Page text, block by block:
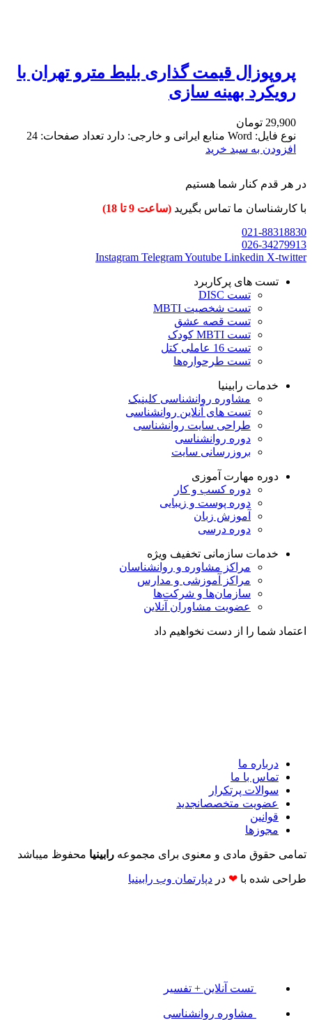
پروپوزال قیمت گذاری بلیط مترو تهران با
رویکرد بهینه سازی
29,900 تومان
نوع فایل: Word منابع ایرانی و خارجی: دارد تعداد صفحات: 24
افزودن به سبد خرید
در هر قدم کنار شما هستیم
با کارشناسان ما تماس بگیرید (ساعت 9 تا 18)
021-88318830
026-34279913
Instagram TelegramYoutube Linkedin X-twitter
تست های پرکاربرد
تست DISC
تست شخصیت MBTI
تست قصه عشق
تست MBTI کودک
تست 16 عاملی کتل
تست طرحواره‌ها
خدمات رابینیا
مشاوره روانشناسی کلینیک
تست های آنلاین روانشناسی
طراحی سایت روانشناسی
دوره روانشناسی
بروزرسانی سایت
دوره مهارت آموزی
دوره کسب و کار
دوره پوست و زیبایی
آموزش زبان
دوره درسی
خدمات سازمانی تخفیف ویژه
مراکز مشاوره و روانشناسان
مراکز آموزشی و مدارس
سازمان‌ها و شرکت‌ها
عضویت مشاوران آنلاین
اعتماد شما را از دست نخواهیم داد
درباره ما
تماس با ما
سوالات پرتکرار
عضویت متخصصانجدید
قوانین
مجوزها
تمامی حقوق مادی و معنوی برای مجموعه رابینیا محفوظ میباشد
طراحی شده با ❤ در دپارتمان وب رابینیا​​
تست آنلاین + تفسیر
مشاوره روانشناسی